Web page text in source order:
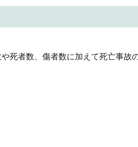
死者数、傷者数に加えて死亡事故